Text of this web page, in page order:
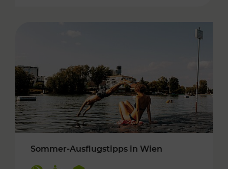
Sommer-Ausflugstipps in Wien